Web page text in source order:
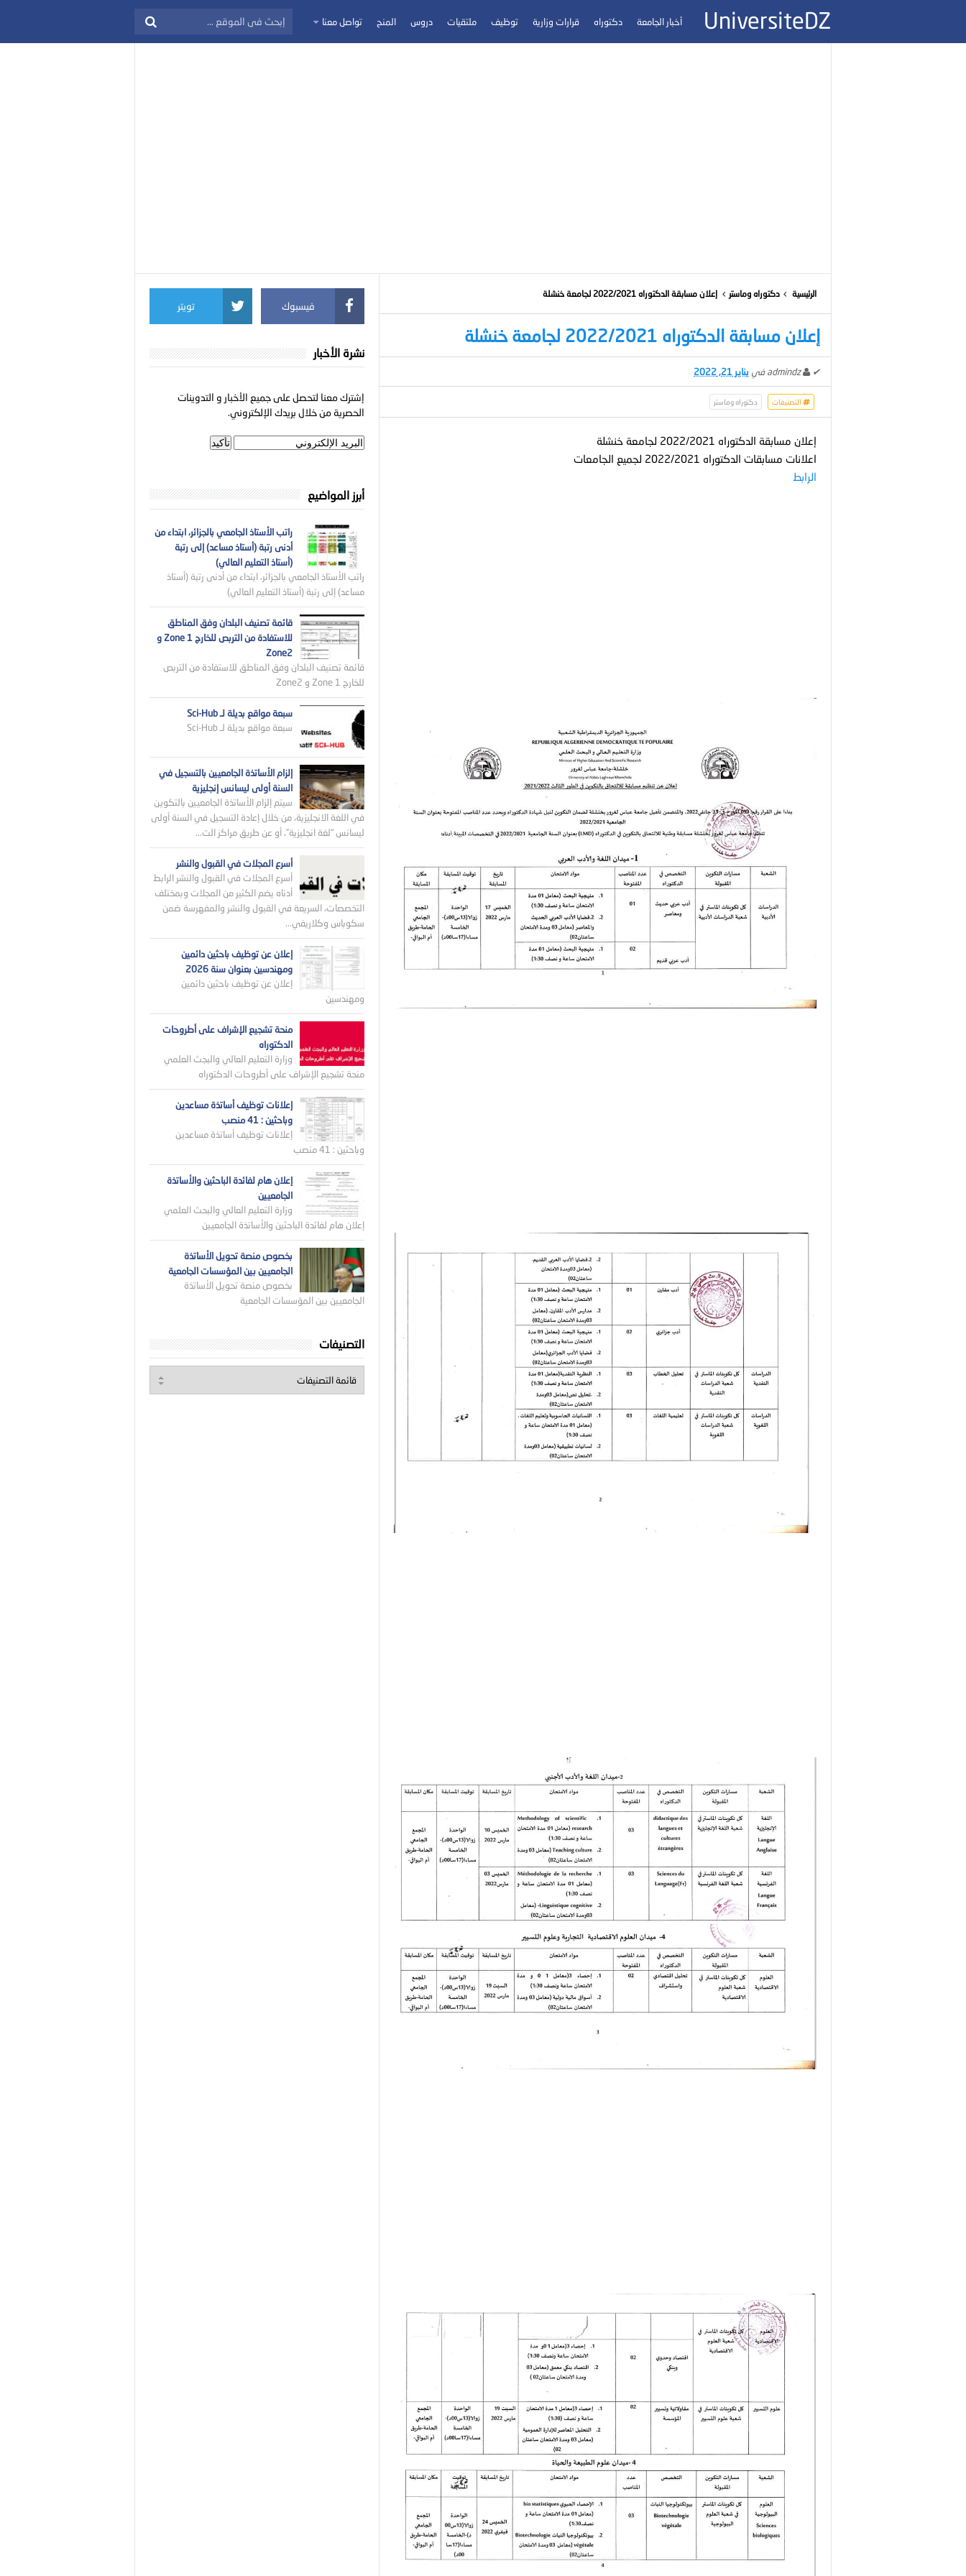
UniversiteDZ أخبار الجامعة دكتوراه قرارات وزارية توظيف ملتقيات دروس المنح تواصل معنا
الرئيسية دكتوراه وماستر إعلان مسابقة الدكتوراه 2022/2021 لجامعة خنشلة
إعلان مسابقة الدكتوراه 2022/2021 لجامعة خنشلة
✔
admindz في يناير 21, 2022
التصنيفات دكتوراه وماستر
إعلان مسابقة الدكتوراه 2022/2021 لجامعة خنشلة
اعلانات مسابقات الدكتوراه 2022/2021 لجميع الجامعات
الرابط
فيسبوك تويتر
نشرة الأخبار
إشترك معنا لتحصل على جميع الأخبار و التدوينات
الحصرية من خلال بريدك الإلكتروني.
أبرز المواضيع
راتب الأستاذ الجامعي بالجزائر، ابتداء من
أدنى رتبة (أستاذ مساعد) إلى رتبة
(أستاذ التعليم العالي)
راتب الأستاذ الجامعي بالجزائر، ابتداء من أدنى رتبة (أستاذ
مساعد) إلى رتبة (أستاذ التعليم العالي)
قائمة تصنيف البلدان وفق المناطق
للاستفادة من التربص للخارج Zone 1 و
Zone2
قائمة تصنيف البلدان وفق المناطق للاستفادة من التربص
للخارج Zone 1 و Zone2
سبعة مواقع بديلة لـ Sci-Hub
سبعة مواقع بديلة لـ Sci-Hub
إلزام الأساتذة الجامعيين بالتسجيل في
السنة أولى ليسانس إنجليزية
سيتم إلزام الأساتذة الجامعيين بالتكوين
في اللغة الانجليزية، من خلال إعادة التسجيل في السنة أولى
ليسانس “لغة انجليزية”، أو عن طريق مراكز الت...
أسرع المجلات في القبول والنشر
أسرع المجلات في القبول والنشر الرابط
أدناه يضم الكثير من المجلات وبمختلف
التخصصات، السريعة في القبول والنشر والمفهرسة ضمن
سكوباس وكلاريفي...
إعلان عن توظيف باحثين دائمين
ومهندسين بعنوان سنة 2026
إعلان عن توظيف باحثين دائمين
ومهندسين
منحة تشجيع الإشراف على أطروحات
الدكتوراه
وزارة التعليم العالي والبجث العلمي
منحة تشجيع الإشراف على أطروحات الدكتوراه
إعلانات توظيف أساتذة مساعدين
وباحثين : 41 منصب
إعلانات توظيف أساتذة مساعدين
وباحثين : 41 منصب
إعلان هام لفائدة الباحثين والأساتذة
الجامعيين
وزارة التعليم العالي والبحث العلمي
إعلان هام لفائدة الباحثين والأساتذة الجامعيين
بخصوص منصة تحويل الأساتذة
الجامعيين بين المؤسسات الجامعية
بخصوص منصة تحويل الأساتذة
الجامعيين بين المؤسسات الجامعية
التصنيفات